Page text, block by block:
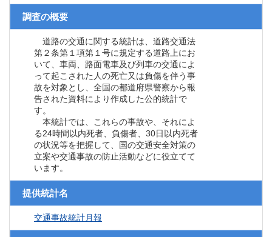
調査の概要
道路の交通に関する統計は、道路交通法
第２条第１項第１号に規定する道路上にお
いて、車両、路面電車及び列車の交通によ
って起こされた人の死亡又は負傷を伴う事
故を対象とし、全国の都道府県警察から報
告された資料により作成した公的統計で
す。
本統計では、これらの事故や、それによ
る24時間以内死者、負傷者、30日以内死者
の状況等を把握して、国の交通安全対策の
立案や交通事故の防止活動などに役立てて
います。
提供統計名
交通事故統計月報